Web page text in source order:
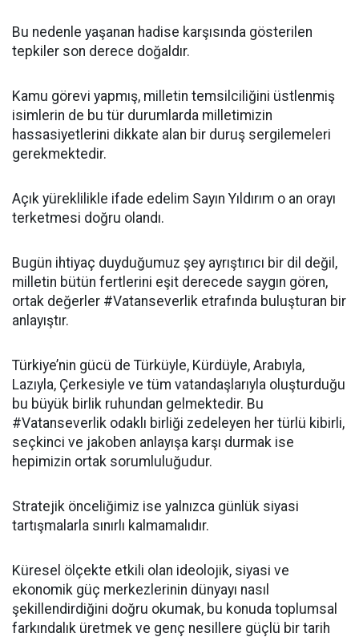
Bu nedenle yaşanan hadise karşısında gösterilen
tepkiler son derece doğaldır.
Kamu görevi yapmış, milletin temsilciliğini üstlenmiş
isimlerin de bu tür durumlarda milletimizin
hassasiyetlerini dikkate alan bir duruş sergilemeleri
gerekmektedir.
Açık yüreklilikle ifade edelim Sayın Yıldırım o an orayı
terketmesi doğru olandı.
Bugün ihtiyaç duyduğumuz şey ayrıştırıcı bir dil değil,
milletin bütün fertlerini eşit derecede saygın gören,
ortak değerler #Vatanseverlik etrafında buluşturan bir
anlayıştır.
Türkiye’nin gücü de Türküyle, Kürdüyle, Arabıyla,
Lazıyla, Çerkesiyle ve tüm vatandaşlarıyla oluşturduğu
bu büyük birlik ruhundan gelmektedir. Bu
#Vatanseverlik odaklı birliği zedeleyen her türlü kibirli,
seçkinci ve jakoben anlayışa karşı durmak ise
hepimizin ortak sorumluluğudur.
Stratejik önceliğimiz ise yalnızca günlük siyasi
tartışmalarla sınırlı kalmamalıdır.
Küresel ölçekte etkili olan ideolojik, siyasi ve
ekonomik güç merkezlerinin dünyayı nasıl
şekillendirdiğini doğru okumak, bu konuda toplumsal
farkındalık üretmek ve genç nesillere güçlü bir tarih